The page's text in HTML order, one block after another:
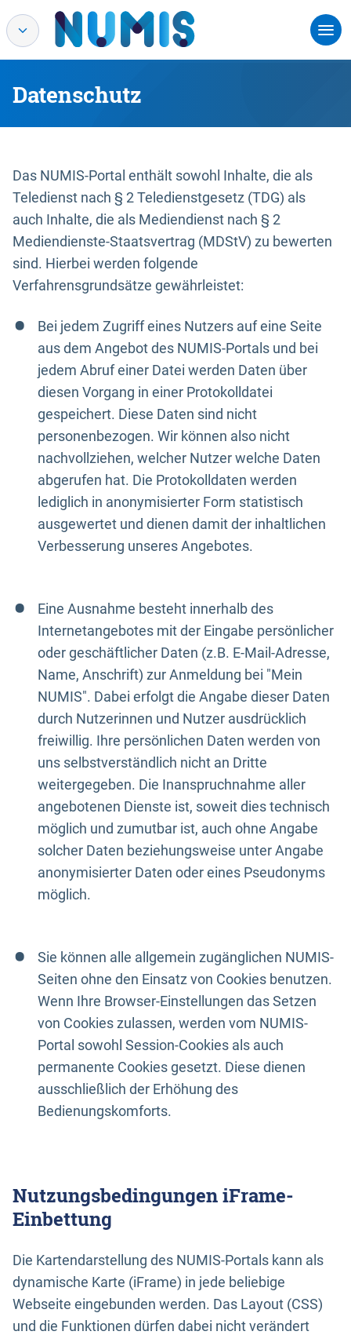
Datenschutz
Das NUMIS-Portal enthält sowohl Inhalte, die als
Teledienst nach § 2 Teledienstgesetz (TDG) als
auch Inhalte, die als Mediendienst nach § 2
Mediendienste-Staatsvertrag (MDStV) zu bewerten
sind. Hierbei werden folgende
Verfahrensgrundsätze gewährleistet:
Bei jedem Zugriff eines Nutzers auf eine Seite
aus dem Angebot des NUMIS-Portals und bei
jedem Abruf einer Datei werden Daten über
diesen Vorgang in einer Protokolldatei
gespeichert. Diese Daten sind nicht
personenbezogen. Wir können also nicht
nachvollziehen, welcher Nutzer welche Daten
abgerufen hat. Die Protokolldaten werden
lediglich in anonymisierter Form statistisch
ausgewertet und dienen damit der inhaltlichen
Verbesserung unseres Angebotes.
Eine Ausnahme besteht innerhalb des
Internetangebotes mit der Eingabe persönlicher
oder geschäftlicher Daten (z.B. E-Mail-Adresse,
Name, Anschrift) zur Anmeldung bei "Mein
NUMIS". Dabei erfolgt die Angabe dieser Daten
durch Nutzerinnen und Nutzer ausdrücklich
freiwillig. Ihre persönlichen Daten werden von
uns selbstverständlich nicht an Dritte
weitergegeben. Die Inanspruchnahme aller
angebotenen Dienste ist, soweit dies technisch
möglich und zumutbar ist, auch ohne Angabe
solcher Daten beziehungsweise unter Angabe
anonymisierter Daten oder eines Pseudonyms
möglich.
Sie können alle allgemein zugänglichen NUMIS-
Seiten ohne den Einsatz von Cookies benutzen.
Wenn Ihre Browser-Einstellungen das Setzen
von Cookies zulassen, werden vom NUMIS-
Portal sowohl Session-Cookies als auch
permanente Cookies gesetzt. Diese dienen
ausschließlich der Erhöhung des
Bedienungskomforts.
Nutzungsbedingungen iFrame-
Einbettung
Die Kartendarstellung des NUMIS-Portals kann als
dynamische Karte (iFrame) in jede beliebige
Webseite eingebunden werden. Das Layout (CSS)
und die Funktionen dürfen dabei nicht verändert